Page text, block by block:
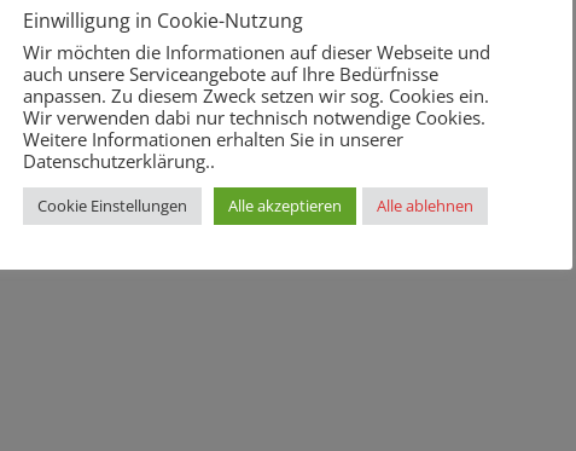
Einwilligung in Cookie-Nutzung
Wir möchten die Informationen auf dieser Webseite und
auch unsere Serviceangebote auf Ihre Bedürfnisse
anpassen. Zu diesem Zweck setzen wir sog. Cookies ein.
Wir verwenden dabi nur technisch notwendige Cookies.
Weitere Informationen erhalten Sie in unserer
Datenschutzerklärung..
Cookie Einstellungen Alle akzeptieren Alle ablehnen